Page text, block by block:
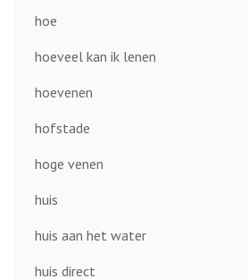
hoe
hoeveel kan ik lenen
hoevenen
hofstade
hoge venen
huis
huis aan het water
huis direct